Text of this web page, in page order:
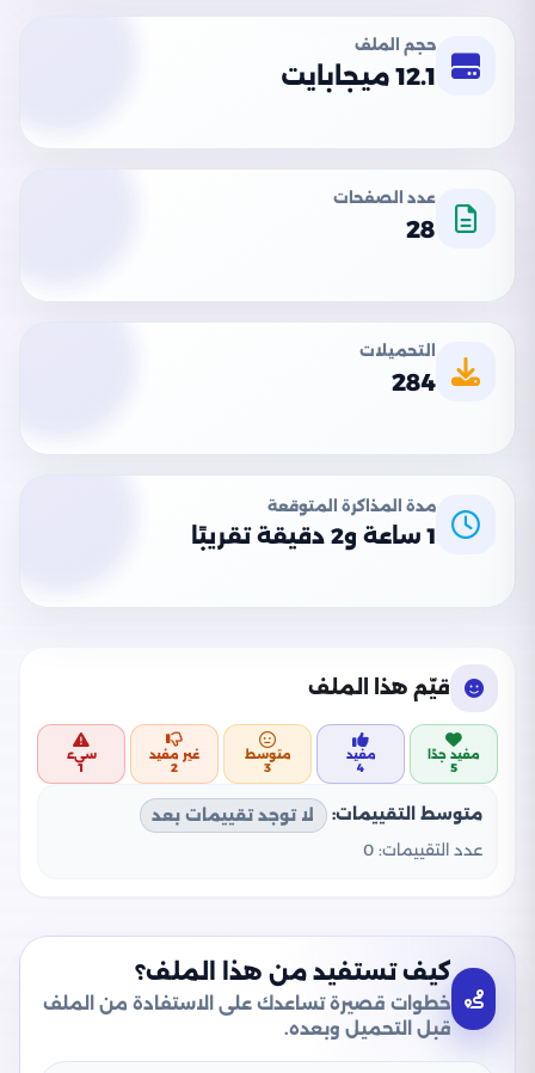
حجم الملف
12.1 ميجابايت
عدد الصفحات
28
التحميلات
284
مدة المذاكرة المتوقعة
1 ساعة و2 دقيقة تقريبًا
قيّم هذا الملف
مفيد جدًا
5
مفيد
4
متوسط
3
غير مفيد
2
سيء
1
متوسط التقييمات:
لا توجد تقييمات بعد
عدد التقييمات: 0
كيف تستفيد من هذا الملف؟
خطوات قصيرة تساعدك على الاستفادة من الملف
قبل التحميل وبعده.